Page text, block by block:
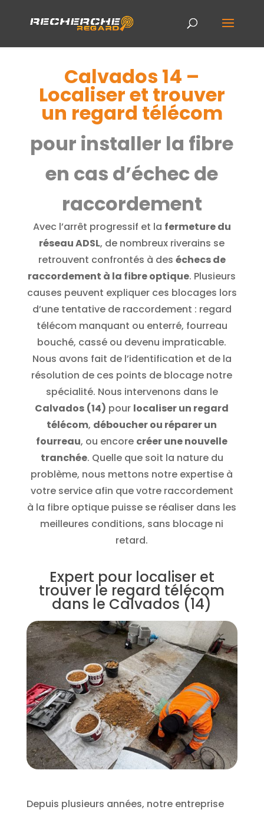
Calvados 14 –
Localiser et trouver
un regard télécom
pour installer la fibre
en cas d’échec de
raccordement
Avec l’arrêt progressif et la fermeture du
réseau ADSL, de nombreux riverains se
retrouvent confrontés à des échecs de
raccordement à la fibre optique. Plusieurs
causes peuvent expliquer ces blocages lors
d’une tentative de raccordement : regard
télécom manquant ou enterré, fourreau
bouché, cassé ou devenu impraticable.
Nous avons fait de l’identification et de la
résolution de ces points de blocage notre
spécialité. Nous intervenons dans le
Calvados (14) pour localiser un regard
télécom, déboucher ou réparer un
fourreau, ou encore créer une nouvelle
tranchée. Quelle que soit la nature du
problème, nous mettons notre expertise à
votre service afin que votre raccordement
à la fibre optique puisse se réaliser dans les
meilleures conditions, sans blocage ni
retard.
Expert pour localiser et
trouver le regard télécom
dans le Calvados (14)
Depuis plusieurs années, notre entreprise